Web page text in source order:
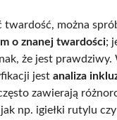
twardość, można
o znanej twardości;
że jest prawdziwy.
jest analiza
zawierają
np. igiełki rutylu